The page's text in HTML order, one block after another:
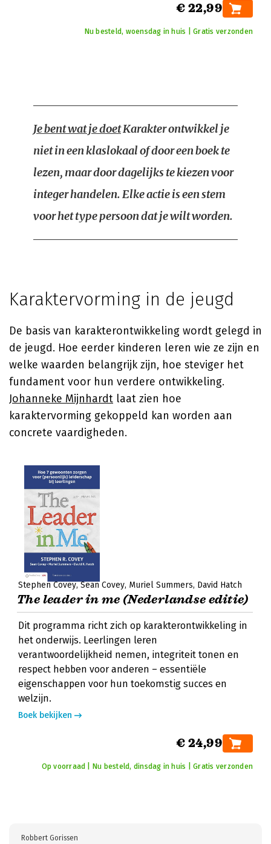
€ 22,99
Nu besteld, woensdag in huis | Gratis verzonden
Je bent wat je doetKarakter ontwikkel je
niet in een klaslokaal of door een boek te
lezen, maar door dagelijks te kiezen voor
integer handelen. Elke actie is een stem
voor het type persoon dat je wilt worden.
Karaktervorming in de jeugd
De basis van karakterontwikkeling wordt gelegd in
de jeugd. Hoe eerder kinderen leren wie ze zijn en
welke waarden belangrijk zijn, hoe steviger het
fundament voor hun verdere ontwikkeling.
Johanneke Mijnhardt laat zien hoe
karaktervorming gekoppeld kan worden aan
concrete vaardigheden.
Stephen Covey Sean Covey Muriel Summers David Hatch
The leader in me (Nederlandse editie)
Dit programma richt zich op karakterontwikkeling in
het onderwijs. Leerlingen leren
verantwoordelijkheid nemen, integriteit tonen en
respect hebben voor anderen – essentiële
eigenschappen voor hun toekomstig succes en
welzijn.
Boek bekijken
€ 24,99
Op voorraad | Nu besteld, dinsdag in huis | Gratis verzonden
Robbert Gorissen